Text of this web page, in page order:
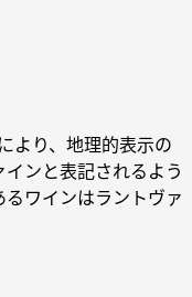
より、地理的表示の
ンと表記されるよう
ワインはラントヴァ